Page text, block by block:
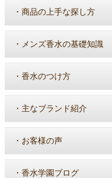
・ 商品の上手な探し方
・ メンズ香水の基礎知識
・ 香水のつけ方
・ 主なブランド紹介
・ お客様の声
・ 香水学園ブログ